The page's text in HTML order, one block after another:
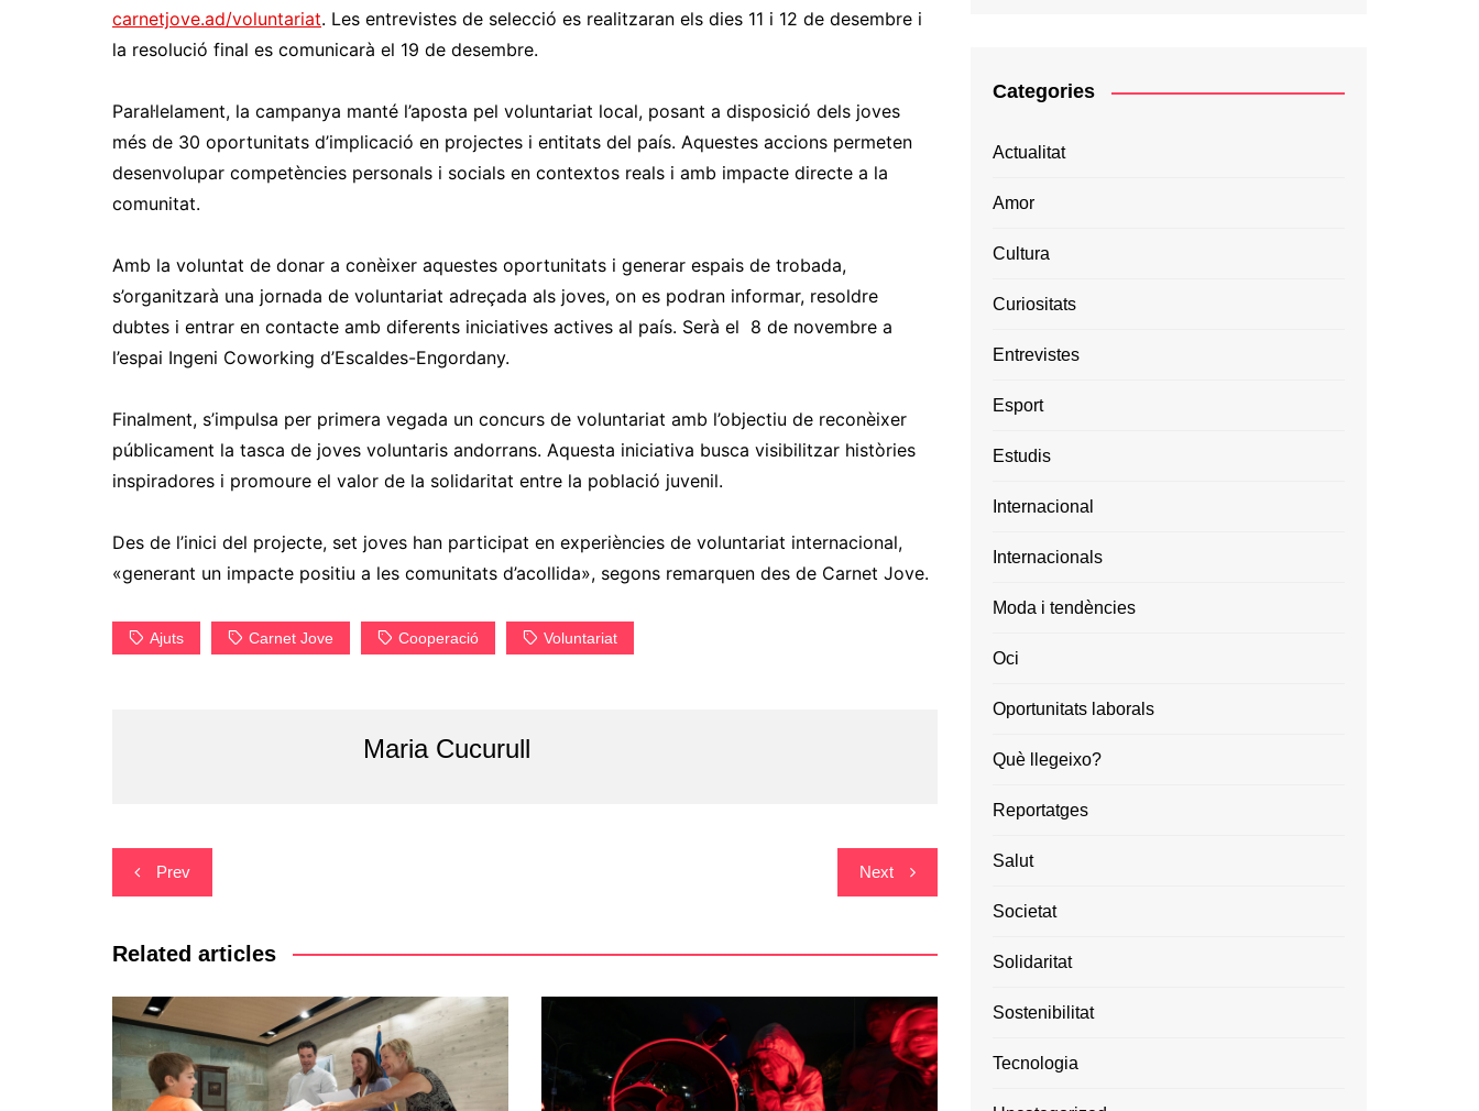
carnetjove.ad/voluntariat. Les entrevistes de selecció es realitzaran els dies 11 i 12 de desembre i
la resolució final es comunicarà el 19 de desembre.
Paral·lelament, la campanya manté l’aposta pel voluntariat local, posant a disposició dels joves
més de 30 oportunitats d’implicació en projectes i entitats del país. Aquestes accions permeten
desenvolupar competències personals i socials en contextos reals i amb impacte directe a la
comunitat.
Amb la voluntat de donar a conèixer aquestes oportunitats i generar espais de trobada,
s’organitzarà una jornada de voluntariat adreçada als joves, on es podran informar, resoldre
dubtes i entrar en contacte amb diferents iniciatives actives al país. Serà el 8 de novembre a
l’espai Ingeni Coworking d’Escaldes-Engordany.
Finalment, s’impulsa per primera vegada un concurs de voluntariat amb l’objectiu de reconèixer
públicament la tasca de joves voluntaris andorrans. Aquesta iniciativa busca visibilitzar històries
inspiradores i promoure el valor de la solidaritat entre la població juvenil.
Des de l’inici del projecte, set joves han participat en experiències de voluntariat internacional,
«generant un impacte positiu a les comunitats d’acollida», segons remarquen des de Carnet Jove.
Ajuts Carnet Jove Cooperació Voluntariat
Maria Cucurull
Navegació
d'entrades
Prev Next
Related articles
Categories
Actualitat
Amor
Cultura
Curiositats
Entrevistes
Esport
Estudis
Internacional
Internacionals
Moda i tendències
Oci
Oportunitats laborals
Què llegeixo?
Reportatges
Salut
Societat
Solidaritat
Sostenibilitat
Tecnologia